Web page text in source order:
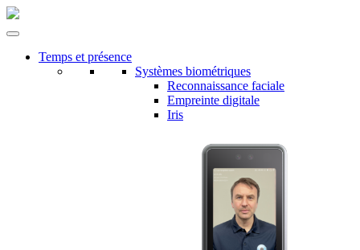
Temps et présence
Systèmes biométriques
Reconnaissance faciale
Empreinte digitale
Iris